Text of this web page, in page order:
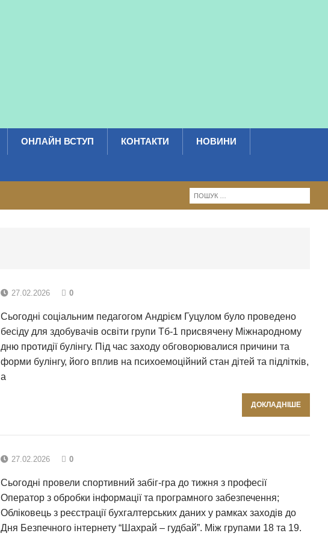
ОНЛАЙН ВСТУП КОНТАКТИ НОВИНИ
27.02.2026 0
Сьогодні соціальним педагогом Андрієм Гуцулом було проведено
бесіду для здобувачів освіти групи Тб-1 присвячену Міжнародному
дню протидії булінгу. Під час заходу обговорювалися причини та
форми булінгу, його вплив на психоемоційний стан дітей та підлітків,
а
ДОКЛАДНІШЕ
27.02.2026 0
Сьогодні провели спортивний забіг-гра до тижня з професії
Оператор з обробки інформації та програмного забезпечення;
Обліковець з реєстрації бухгалтерських даних у рамках заходів до
Дня Безпечного інтернету “Шахрай – гудбай”. Між групами 18 та 19.